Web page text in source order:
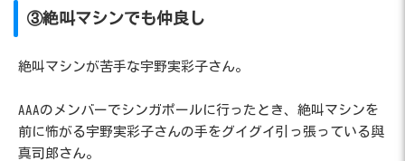
③絶叫マシンでも仲良し
絶叫マシンが苦手な宇野実彩子さん。
AAAのメンバーでシンガポールに行ったとき、絶叫マシンを
前に怖がる宇野実彩子さんの手をグイグイ引っ張っている與
真司郎さん。